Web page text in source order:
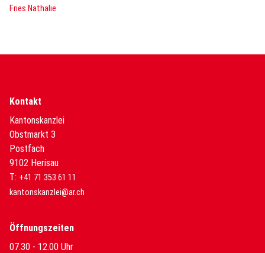
Fries Nathalie
Kontakt
Kantonskanzlei
Obstmarkt 3
Postfach
9102 Herisau
T: +41 71 353 61 11
kantonskanzlei@ar.ch
Öffnungszeiten
07.30 - 12.00 Uhr